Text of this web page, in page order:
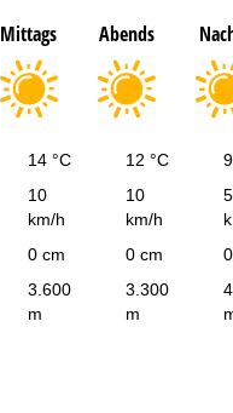
Mittags Abends
14 °C 12 °C
10
km/h
10
km/h
5
0 cm 0 cm
3.600
m
3.300
m